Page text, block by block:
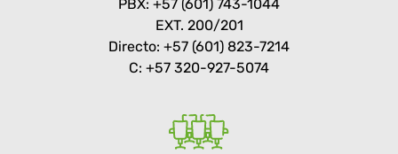
PBX: +57 (601) 743-1044
EXT. 200/201
Directo: +57 (601) 823-7214
C: +57 320-927-5074